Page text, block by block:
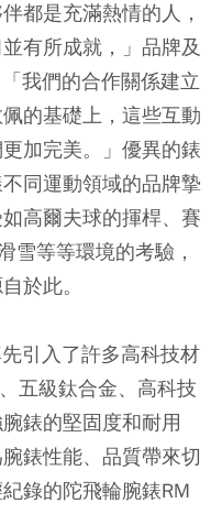
都是充滿熱情的人，
有所成就，」品牌及
我們的合作關係建立
的基礎上，這些互動
加完美。」優異的錶
同運動領域的品牌摯
高爾夫球的揮桿、賽
雪等等環境的考驗，
於此。
先引入了許多高科技材
五級鈦合金、高科技
錶的堅固度和耐用
錶性能、品質帶來切
錄的陀飛輪腕錶RM